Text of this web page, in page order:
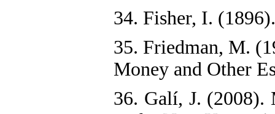
34. Fisher, I.
35. Friedman, M.
Money and Other
36. Galí, J. (2008).